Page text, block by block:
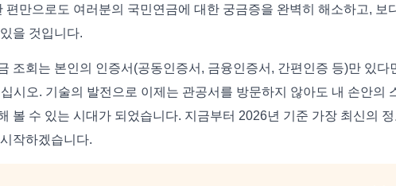
만으로도 여러분의 국민연금에 대한 궁금증을 완벽히 해소하고, 보
을 것입니다.
조회는 본인의 인증서(공동인증서, 금융인증서, 간편인증 등)만 있다
시오. 기술의 발전으로 이제는 관공서를 방문하지 않아도 내 손안의
볼 수 있는 시대가 되었습니다. 지금부터 2026년 기준 가장 최신의
작하겠습니다.